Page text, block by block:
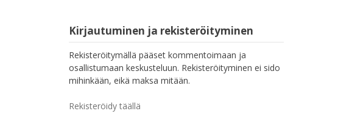
Kirjautuminen ja rekisteröityminen
Rekisteröitymällä pääset kommentoimaan ja
osallistumaan keskusteluun. Rekisteröityminen ei sido
mihinkään, eikä maksa mitään.
Rekisteröidy täällä